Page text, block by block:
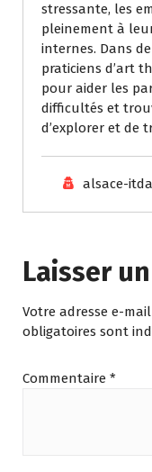
stressante, les
pleinement à
internes. Dans
praticiens d’art
pour aider les
difficultés et
d’explorer et de
alsace-
Laisser
Votre adresse e-
obligatoires sont
Commentaire *